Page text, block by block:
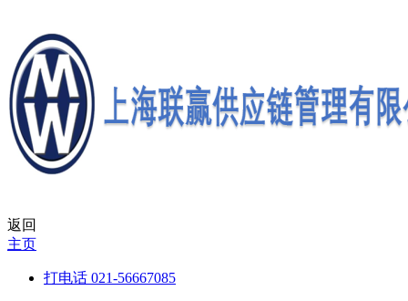
返回
主页
打电话 021-56667085